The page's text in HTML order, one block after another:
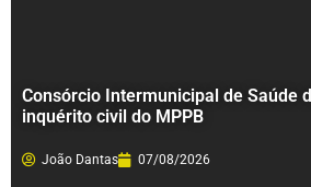
Consórcio Intermunicipal de Saúde
inquérito civil do MPPB
João Dantas 07/08/2026